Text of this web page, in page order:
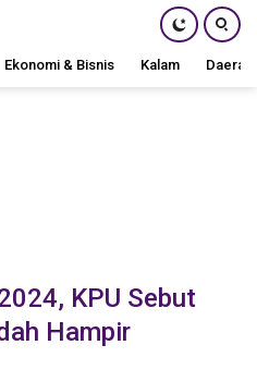
Ekonomi & Bisnis Kalam Daerah
KPU Sebut
Hampir